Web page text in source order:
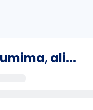
ali...